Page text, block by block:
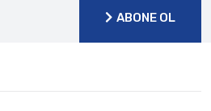
ABONE OL